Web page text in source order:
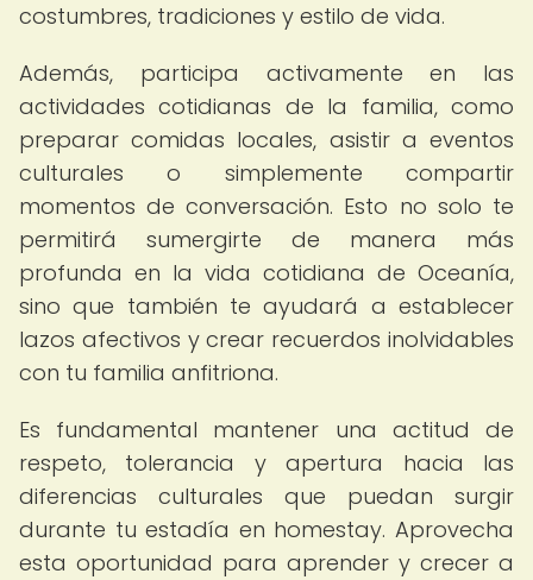
costumbres, tradiciones y estilo de vida.
Además, participa activamente en las
actividades cotidianas de la familia, como
preparar comidas locales, asistir a eventos
culturales o simplemente compartir
momentos de conversación. Esto no solo te
permitirá sumergirte de manera más
profunda en la vida cotidiana de Oceanía,
sino que también te ayudará a establecer
lazos afectivos y crear recuerdos inolvidables
con tu familia anfitriona.
Es fundamental mantener una actitud de
respeto, tolerancia y apertura hacia las
diferencias culturales que puedan surgir
durante tu estadía en homestay. Aprovecha
esta oportunidad para aprender y crecer a